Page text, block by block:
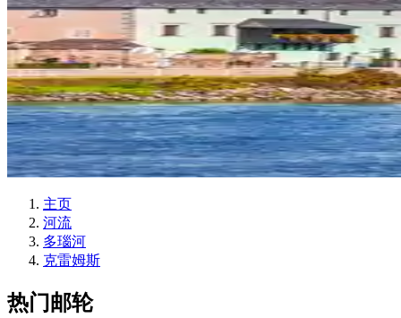
主页
河流
多瑙河
克雷姆斯
热门邮轮